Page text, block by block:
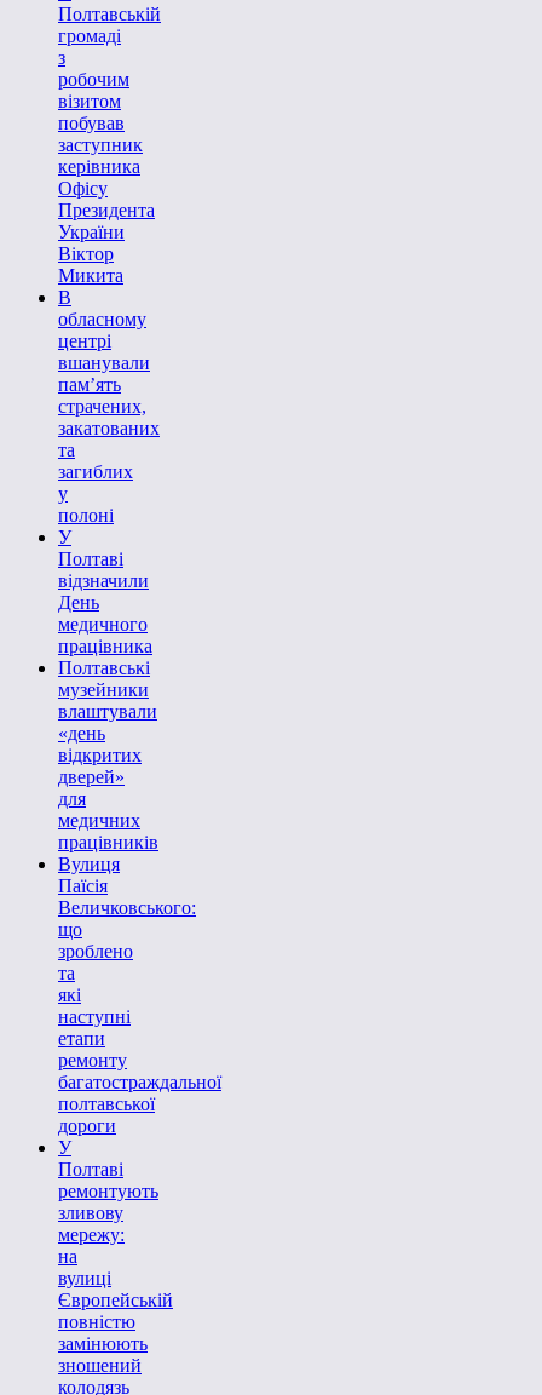
Полтавській
громаді
з
робочим
візитом
побував
заступник
керівника
Офісу
Президента
України
Віктор
Микита
В
обласному
центрі
вшанували
пам’ять
страчених,
закатованих
та
загиблих
у
полоні
У
Полтаві
відзначили
День
медичного
працівника
Полтавські
музейники
влаштували
«день
відкритих
дверей»
для
медичних
працівників
Вулиця
Паїсія
Величковського:
що
зроблено
та
які
наступні
етапи
ремонту
багатостраждальної
полтавської
дороги
У
Полтаві
ремонтують
зливову
мережу:
на
вулиці
Європейській
повністю
замінюють
зношений
колодязь